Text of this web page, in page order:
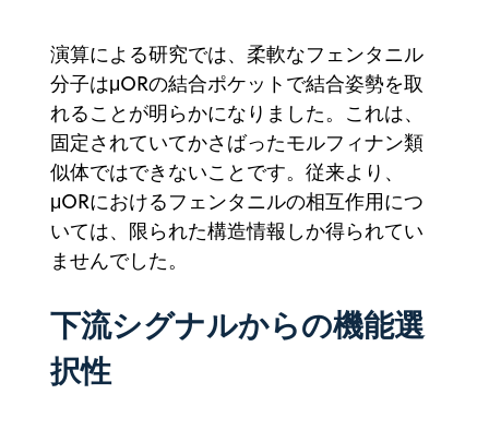
演算による研究では、柔軟なフェンタニル
分子はμORの結合ポケットで結合姿勢を取
れることが明らかになりました。これは、
固定されていてかさばったモルフィナン類
似体ではできないことです。従来より、
μORにおけるフェンタニルの相互作用につ
いては、限られた構造情報しか得られてい
ませんでした。
下流シグナルからの機能選
択性